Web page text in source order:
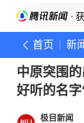
·
首页 新
中原突围
好听的名
极目新闻